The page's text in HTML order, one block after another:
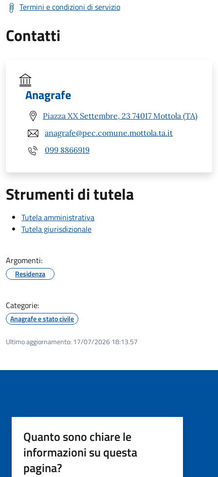
Termini e condizioni di servizio
Contatti
Anagrafe
Piazza XX Settembre, 23 74017 Mottola (TA)
anagrafe@pec.comune.mottola.ta.it
099 8866919
Strumenti di tutela
Tutela amministrativa
Tutela giurisdizionale
Argomenti:
Residenza
Categorie:
Anagrafe e stato civile
Ultimo aggiornamento: 17/07/2026 18:13.57
Quanto sono chiare le
informazioni su questa
pagina?